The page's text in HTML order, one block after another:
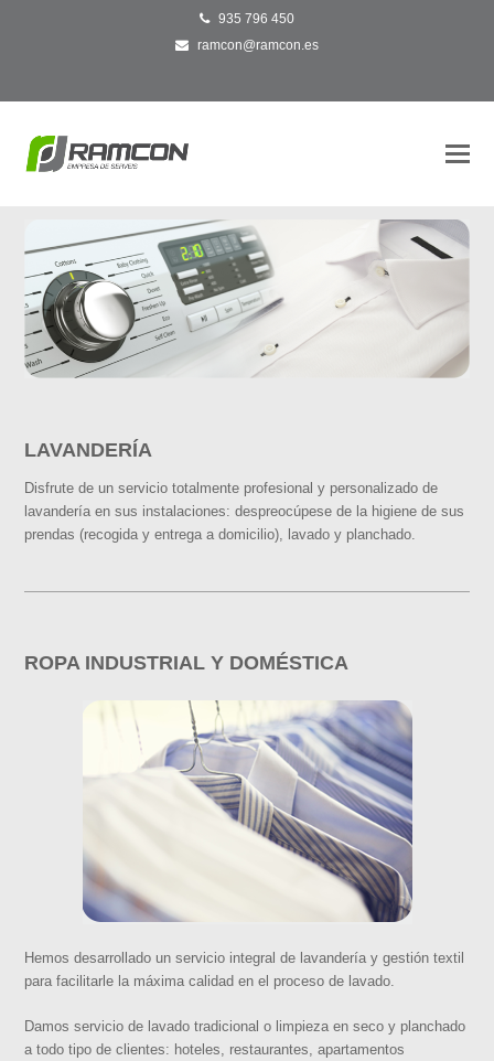
935 796 450
ramcon@ramcon.es
LAVANDERÍA
Disfrute de un servicio totalmente profesional y personalizado de
lavandería en sus instalaciones: despreocúpese de la higiene de sus
prendas (recogida y entrega a domicilio), lavado y planchado.
ROPA INDUSTRIAL Y DOMÉSTICA
Hemos desarrollado un servicio integral de lavandería y gestión textil
para facilitarle la máxima calidad en el proceso de lavado.
Damos servicio de lavado tradicional o limpieza en seco y planchado
a todo tipo de clientes: hoteles, restaurantes, apartamentos